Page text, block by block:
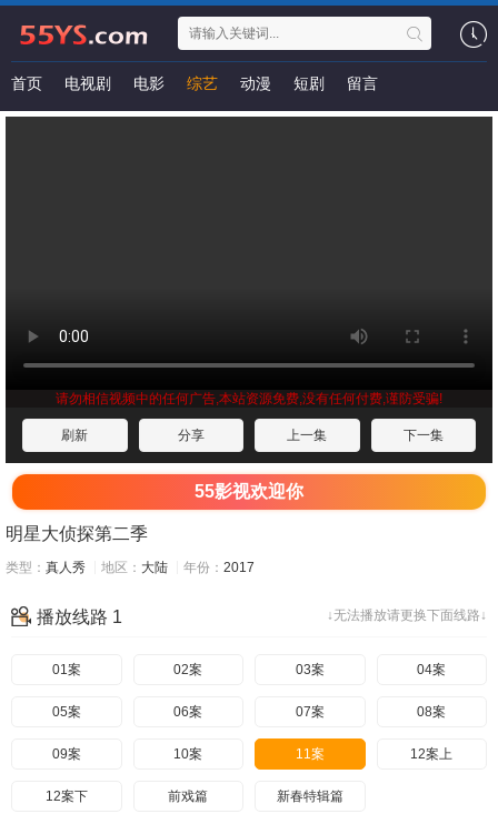
首页 电视剧 电影 综艺 动漫 短剧 留言
请勿相信视频中的任何广告,本站资源免费,没有任何付费,谨防受骗!
刷新 分享 上一集 下一集
55影视欢迎你
明星大侦探第二季
类型： 真人秀 地区： 大陆 年份： 2017
↓无法播放请更换下面线路↓
播放线路 1
01案 02案 03案 04案
05案 06案 07案 08案
09案 10案 11案 12案上
12案下 前戏篇 新春特辑篇